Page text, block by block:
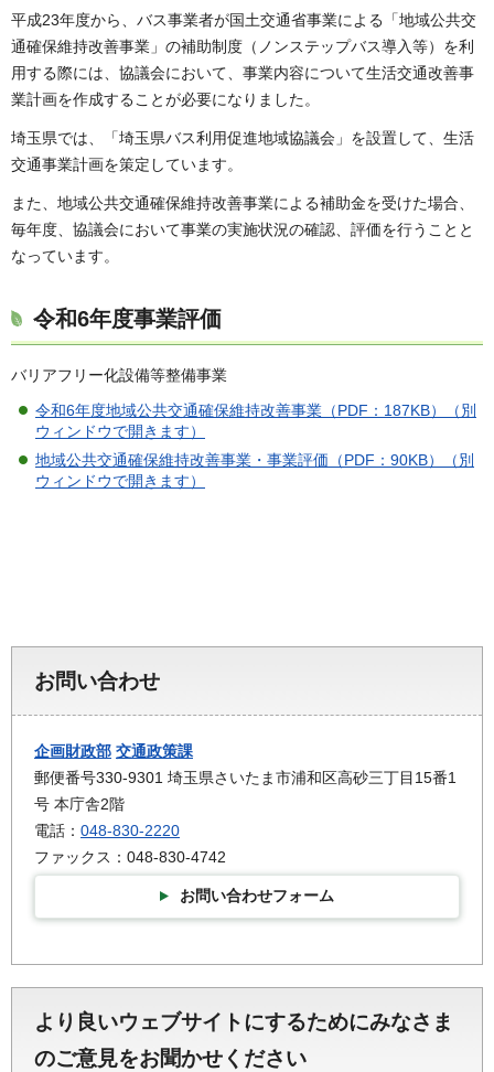
平成23年度から、バス事業者が国土交通省事業による「地域公共交
通確保維持改善事業」の補助制度（ノンステップバス導入等）を利
用する際には、協議会において、事業内容について生活交通改善事
業計画を作成することが必要になりました。
埼玉県では、「埼玉県バス利用促進地域協議会」を設置して、生活
交通事業計画を策定しています。
また、地域公共交通確保維持改善事業による補助金を受けた場合、
毎年度、協議会において事業の実施状況の確認、評価を行うことと
なっています。
令和6年度事業評価
バリアフリー化設備等整備事業
令和6年度地域公共交通確保維持改善事業（PDF：187KB）（別
ウィンドウで開きます）
地域公共交通確保維持改善事業・事業評価（PDF：90KB）（別
ウィンドウで開きます）
お問い合わせ
企画財政部 交通政策課
郵便番号330-9301 埼玉県さいたま市浦和区高砂三丁目15番1
号 本庁舎2階
電話： 048-830-2220
ファックス：048-830-4742
お問い合わせフォーム
より良いウェブサイトにするためにみなさま
のご意見をお聞かせください